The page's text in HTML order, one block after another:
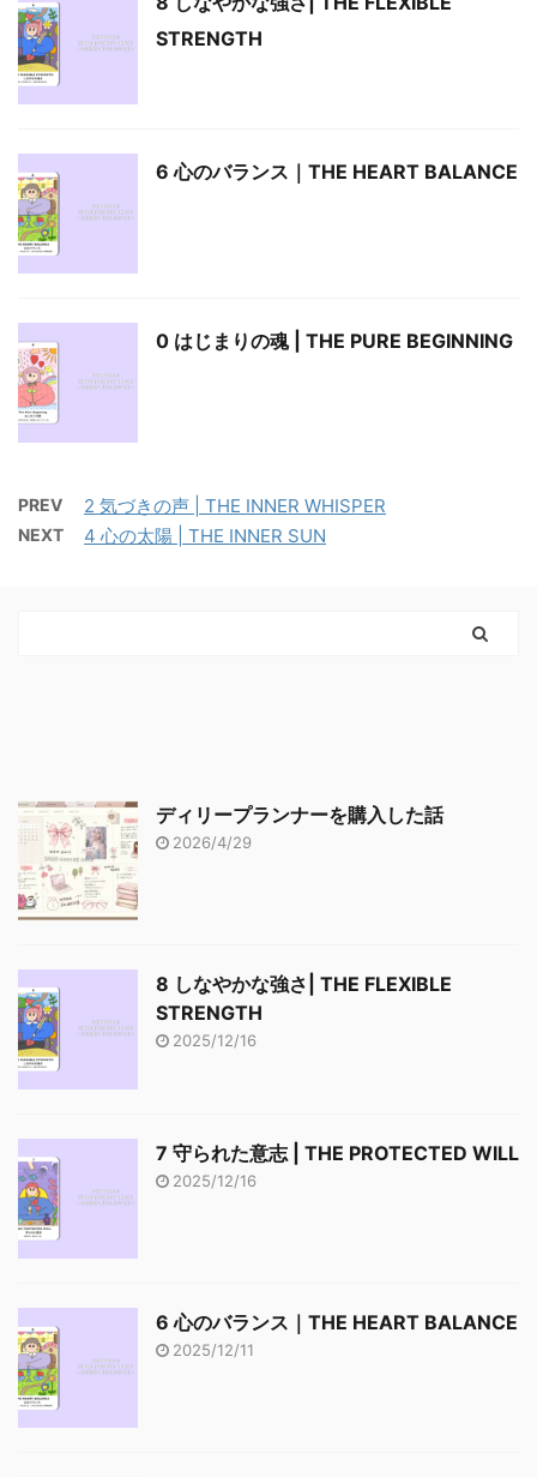
STRENGTH
6 心のバランス｜THE HEART BALANCE
0 はじまりの魂 | THE PURE BEGINNING
PREV 2 気づきの声 | THE INNER WHISPER
NEXT 4 心の太陽 | THE INNER SUN
ディリープランナーを購入した話
2026/4/29
8 しなやかな強さ| THE FLEXIBLE
STRENGTH
2025/12/16
7 守られた意志 | THE PROTECTED WILL
2025/12/16
6 心のバランス｜THE HEART BALANCE
2025/12/11